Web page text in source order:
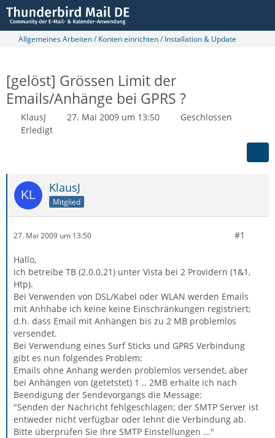
Allgemeines Arbeiten / Konten einrichten / Installation & Update
[gelöst] Grössen Limit der
Emails/Anhänge bei GPRS ?
KlausJ 27. Mai 2009 um 13:50
Geschlossen
Erledigt
KlausJ
Mitglied
27. Mai 2009 um 13:50 #1
Hallo,
ich betreibe TB (2.0.0.21) unter Vista bei 2 Providern (1&1,
Htp).
Bei Verwenden von DSL/Kabel oder WLAN werden Emails
mit Anhhabe ich keine keine Einschränkungen registriert;
d.h. dass Email mit Anhängen bis zu 2 MB problemlos
versendet.
Bei Verwendung eines Surf Sticks und GPRS Verbindung
gibt es nun folgendes Problem:
Emails ohne Anhang werden problemlos versendet, aber
bei Anhängen von (getetstet) 1 .. 2MB erhalte ich nach
Beendigung der Sendevorgangs die Message:
"Senden der Nachricht fehlgeschlagen; der SMTP Server ist
entweder nicht verfügbar oder lehnt die Verbindung ab.
Bitte überprüfen Sie Ihre SMTP Einstellungen ..."